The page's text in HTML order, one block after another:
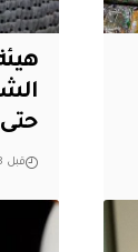
حتى
قبل 8 ساعات